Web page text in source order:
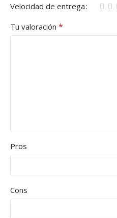
Velocidad de entrega
Tu valoración *
Pros
Cons